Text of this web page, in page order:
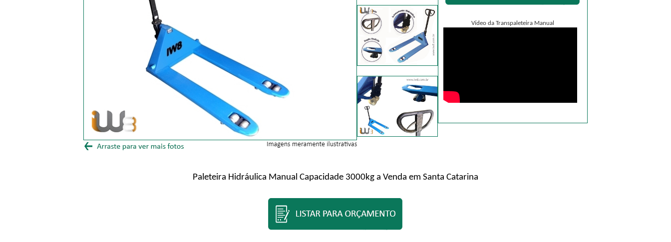
Vídeo da Transpaleteira Manual
Paleteira Hidráulica Manual Capacidade 3000kg a Venda em Santa Catarina